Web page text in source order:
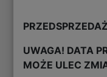
UWAGA! DATA
MOŻE ULEC